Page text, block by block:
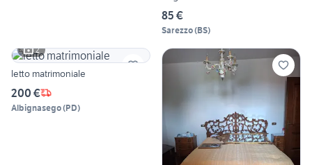
85 €
Sarezzo(BS)
2
letto matrimoniale
200 €
Albignasego(PD)